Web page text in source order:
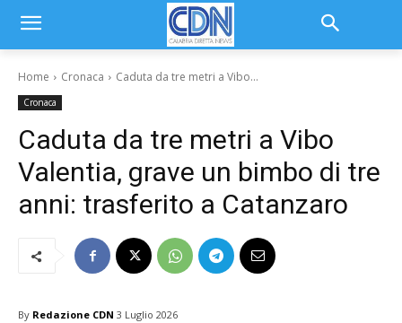
Home Cronaca Caduta da tre metri a Vibo...
Cronaca
Caduta da tre metri a Vibo
Valentia, grave un bimbo di tre
anni: trasferito a Catanzaro
By Redazione CDN 3 Luglio 2026